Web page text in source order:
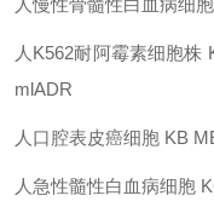
人慢性骨髓性白血病细
人 K562耐阿霉素细胞株
mlADR
人口腔表皮癌细胞 KB
人急性髓性白血病细胞